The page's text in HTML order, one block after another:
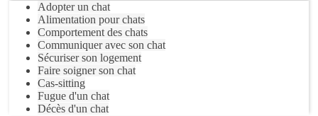
Adopter un chat
Alimentation pour chats
Comportement des chats
Communiquer avec son chat
Sécuriser son logement
Faire soigner son chat
Cas-sitting
Fugue d'un chat
Décès d'un chat